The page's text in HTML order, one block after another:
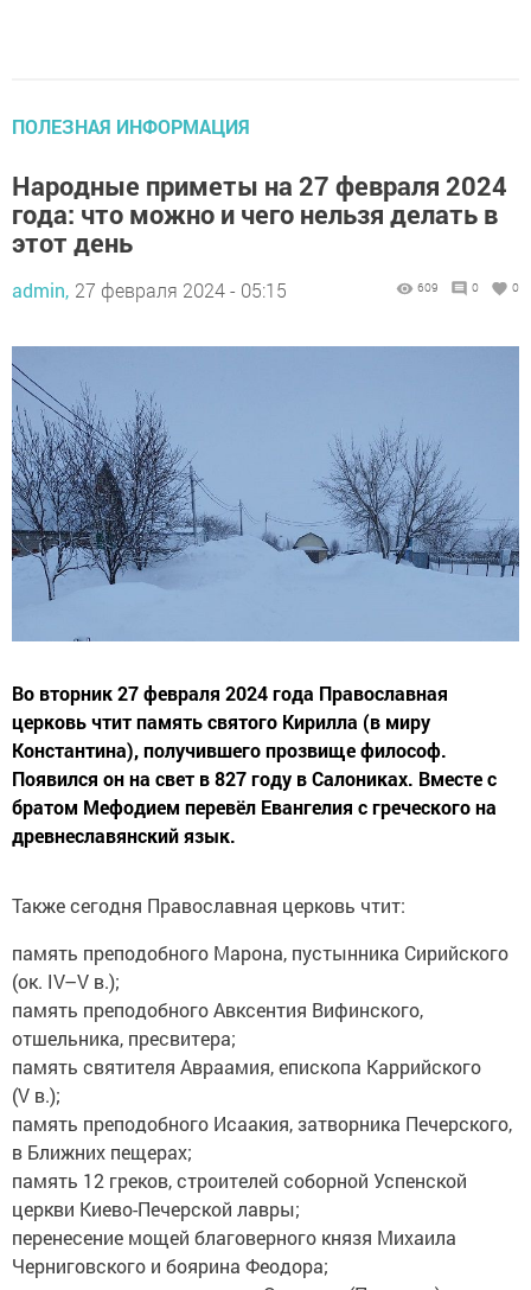
ПОЛЕЗНАЯ ИНФОРМАЦИЯ
Народные приметы на 27 февраля 2024
года: что можно и чего нельзя делать в
этот день
admin, 27 февраля 2024 - 05:15 609 0 0
Во вторник 27 февраля 2024 года Православная
церковь чтит память святого Кирилла (в миру
Константина), получившего прозвище философ.
Появился он на свет в 827 году в Салониках. Вместе с
братом Мефодием перевёл Евангелия с греческого на
древнеславянский язык.
Также сегодня Православная церковь чтит:
память преподобного Марона, пустынника Сирийского
(ок. IV–V в.);
память преподобного Авксентия Вифинского,
отшельника, пресвитера;
память святителя Авраамия, епископа Каррийского
(V в.);
память преподобного Исаакия, затворника Печерского,
в Ближних пещерах;
память 12 греков, строителей соборной Успенской
церкви Киево-Печерской лавры;
перенесение мощей благоверного князя Михаила
Черниговского и боярина Феодора;